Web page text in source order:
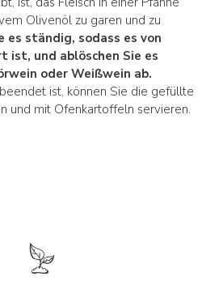
Olivenöl zu garen und zu
es ständig, sodass es von
ist, und ablöschen Sie es
oder Weißwein ab.
ist, können Sie die gefüllte
und mit Ofenkartoffeln servieren.